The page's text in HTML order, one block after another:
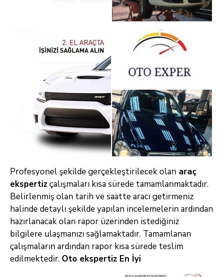
Profesyonel şekilde gerçekleştirilecek olan araç
ekspertizçalışmaları kısa sürede tamamlanmaktadır.
Belirlenmiş olan tarih ve saatte aracı getirmeniz
halinde detaylı şekilde yapılan incelemelerin ardından
hazırlanacak olan rapor üzerinden istediğiniz
bilgilere ulaşmanızı sağlamaktadır. Tamamlanan
çalışmaların ardından rapor kısa sürede teslim
edilmektedir. Oto ekspertiz En İyi